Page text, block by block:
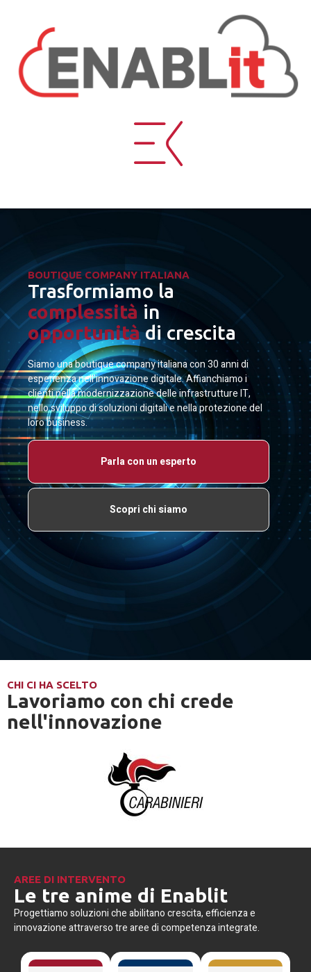
BOUTIQUE COMPANY ITALIANA
Trasformiamo la
complessità in
opportunitàdi crescita
Siamo una boutique company italiana con 30 anni di
esperienza nell’innovazione digitale. Affianchiamo i
clienti nella modernizzazione delle infrastrutture IT,
nello sviluppo di soluzioni digitali e nella protezione del
loro business.
Parla con un esperto
Scopri chi siamo
CHI CI HA SCELTO
Lavoriamo con chi crede
nell'innovazione
AREE DI INTERVENTO
Le tre anime di Enablit
Progettiamo soluzioni che abilitano crescita, efficienza e
innovazione attraverso tre aree di competenza integrate.